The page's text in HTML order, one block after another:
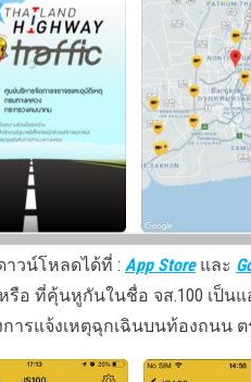
าวน์โหลดได้ที่ : App Storeและ
รือ ที่คุ้นหูกันในชื่อ จส.100 เป็นแ
การแจ้งเหตุฉุกเฉินบนท้องถนน